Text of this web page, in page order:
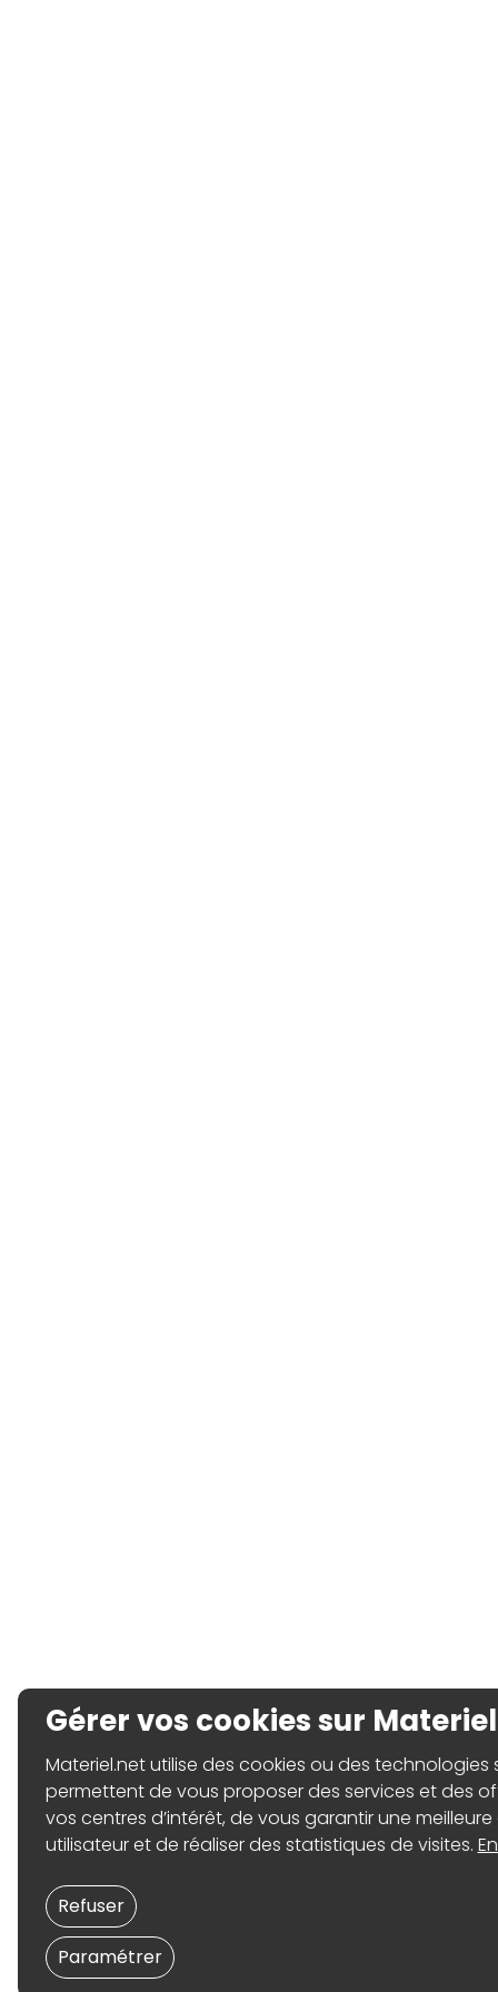
Gérer vos cookies sur
Materiel.net utilise des cookies ou des technologies
permettent de vous proposer des services et des
vos centres d’intérêt, de vous garantir une
utilisateur et de réaliser des statistiques de visites.
Paramétrer
Refuser